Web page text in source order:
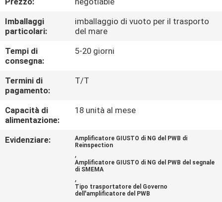
CONTATTICI
NOTIZIE
RICHIEDA
UNA
Imballaggi
particolari:
imballaggio di vuoto per il trasporto
del mare
Tempi di
consegna:
5-20 giorni
Termini di
pagamento:
T/T
Capacità di
alimentazione:
18 unità al mese
Evidenziare:
Amplificatore GIUSTO di NG del PWB di
Reinspection
,
Amplificatore GIUSTO di NG del PWB del segnale
di SMEMA
,
Tipo trasportatore del Governo
dell'amplificatore del PWB